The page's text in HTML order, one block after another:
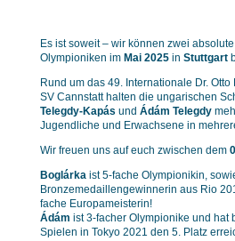
Es ist soweit – wir können zwei
Olympioniken im Mai 2025in Stuttgart
Rund um das 49. Internationale Dr.
SV Cannstatt halten die ungarischen
Telegdy-Kapás und Ádám Telegdy
Jugendliche und Erwachsene in
Wir freuen uns auf euch zwischen dem
Boglárkaist 5-fache Olympionikin,
Bronzemedaillengewinnerin aus Rio
fache Europameisterin!
Ádám ist 3-facher Olympionike und hat
Spielen in Tokyo 2021 den 5. Platz